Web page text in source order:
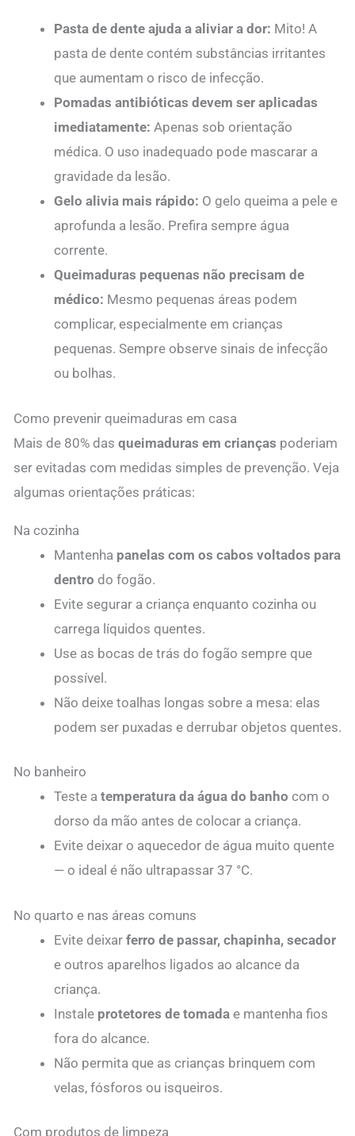
Pasta de dente ajuda a aliviar a dor: Mito! A
pasta de dente contém substâncias irritantes
que aumentam o risco de infecção.
Pomadas antibióticas devem ser aplicadas
imediatamente: Apenas sob orientação
médica. O uso inadequado pode mascarar a
gravidade da lesão.
Gelo alivia mais rápido: O gelo queima a pele e
aprofunda a lesão. Prefira sempre água
corrente.
Queimaduras pequenas não precisam de
médico: Mesmo pequenas áreas podem
complicar, especialmente em crianças
pequenas. Sempre observe sinais de infecção
ou bolhas.
Como prevenir queimaduras em casa
Mais de 80% das queimaduras em crianças poderiam
ser evitadas com medidas simples de prevenção. Veja
algumas orientações práticas:
Na cozinha
Mantenha panelas com os cabos voltados para
dentro do fogão.
Evite segurar a criança enquanto cozinha ou
carrega líquidos quentes.
Use as bocas de trás do fogão sempre que
possível.
Não deixe toalhas longas sobre a mesa: elas
podem ser puxadas e derrubar objetos quentes.
No banheiro
Teste a temperatura da água do banho com o
dorso da mão antes de colocar a criança.
Evite deixar o aquecedor de água muito quente
— o ideal é não ultrapassar 37 °C.
No quarto e nas áreas comuns
Evite deixar ferro de passar, chapinha, secador
e outros aparelhos ligados ao alcance da
criança.
Instale protetores de tomada e mantenha fios
fora do alcance.
Não permita que as crianças brinquem com
velas, fósforos ou isqueiros.
Com produtos de limpeza